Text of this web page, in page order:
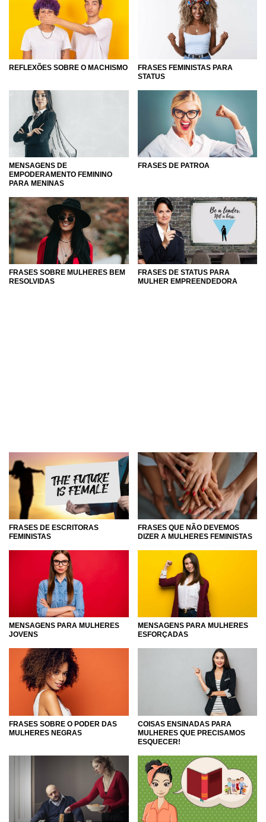
que todos possam viver em paz e em harmonia.
Empodere-se com a gente e leve esse poder para todas as
mulheres do seu dia a dia, inspire-as, junte as suas forças
com aquelas que estão na mesma luta que você e também
seja o braço que ajudará a levantar as que ainda não
somos mais fortes e vamos muito mais além!
REFLEXÕES SOBRE O MACHISMO
FRASES FEMINISTAS PARA
STATUS
MENSAGENS DE
EMPODERAMENTO FEMININO
PARA MENINAS
FRASES DE PATROA
FRASES SOBRE MULHERES BEM
RESOLVIDAS
FRASES DE STATUS PARA
MULHER EMPREENDEDORA
FRASES DE ESCRITORAS
FEMINISTAS
FRASES QUE NÃO DEVEMOS
DIZER A MULHERES FEMINISTAS
MENSAGENS PARA MULHERES
JOVENS
MENSAGENS PARA MULHERES
ESFORÇADAS
FRASES SOBRE O PODER DAS
MULHERES NEGRAS
COISAS ENSINADAS PARA
MULHERES QUE PRECISAMOS
ESQUECER!